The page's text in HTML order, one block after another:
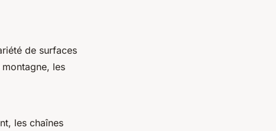
de surfaces
les
les chaînes